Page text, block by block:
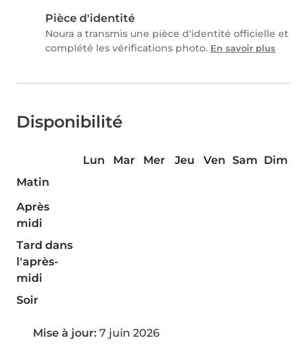
Pièce d'identité
Noura a transmis une pièce d'identité officielle et
complété les vérifications photo. En savoir plus
Disponibilité
Lun Mar Mer Jeu Ven Sam Dim
Matin
Après
midi
Tard dans
l'après-
midi
Soir
Mise à jour: 7 juin 2026